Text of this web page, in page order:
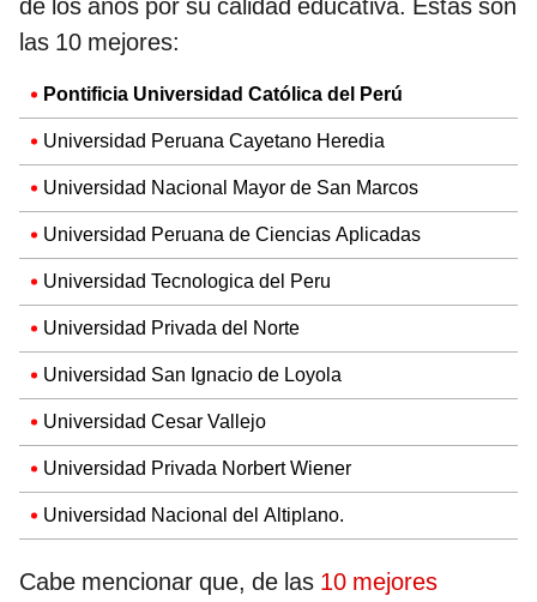
de los años por su calidad educativa. Estas son
las 10 mejores:
Pontificia Universidad Católica del Perú
Universidad Peruana Cayetano Heredia
Universidad Nacional Mayor de San Marcos
Universidad Peruana de Ciencias Aplicadas
Universidad Tecnologica del Peru
Universidad Privada del Norte
Universidad San Ignacio de Loyola
Universidad Cesar Vallejo
Universidad Privada Norbert Wiener
Universidad Nacional del Altiplano.
Cabe mencionar que, de las 10 mejores